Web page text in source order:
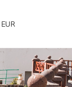
EUR